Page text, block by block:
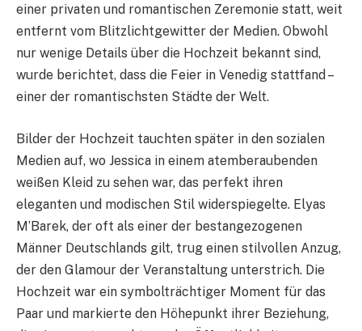
einer privaten und romantischen Zeremonie statt, weit
entfernt vom Blitzlichtgewitter der Medien. Obwohl
nur wenige Details über die Hochzeit bekannt sind,
wurde berichtet, dass die Feier in Venedig stattfand –
einer der romantischsten Städte der Welt.
Bilder der Hochzeit tauchten später in den sozialen
Medien auf, wo Jessica in einem atemberaubenden
weißen Kleid zu sehen war, das perfekt ihren
eleganten und modischen Stil widerspiegelte. Elyas
M’Barek, der oft als einer der bestangezogenen
Männer Deutschlands gilt, trug einen stilvollen Anzug,
der den Glamour der Veranstaltung unterstrich. Die
Hochzeit war ein symbolträchtiger Moment für das
Paar und markierte den Höhepunkt ihrer Beziehung,